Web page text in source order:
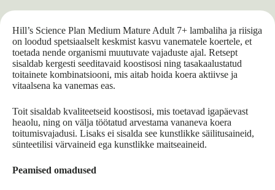
Hill’s Science Plan Medium Mature Adult 7+ lambaliha ja riisiga
on loodud spetsiaalselt keskmist kasvu vanematele koertele, et
toetada nende organismi muutuvate vajaduste ajal. Retsept
sisaldab kergesti seeditavaid koostisosi ning tasakaalustatud
toitainete kombinatsiooni, mis aitab hoida koera aktiivse ja
vitaalsena ka vanemas eas.
Toit sisaldab kvaliteetseid koostisosi, mis toetavad igapäevast
heaolu, ning on välja töötatud arvestama vananeva koera
toitumisvajadusi. Lisaks ei sisalda see kunstlikke säilitusaineid,
sünteetilisi värvaineid ega kunstlikke maitseaineid.
Peamised omadused